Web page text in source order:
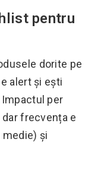
pentru
dorite pe
alert și ești
per
frecvența e
medie) și